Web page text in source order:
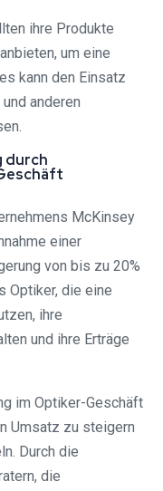
ihre Produkte
um eine
kann den Einsatz
anderen
durch
McKinsey
einer
von bis zu 20%
Optiker, die eine
ihre
und ihre Erträge
im Optiker-Geschäft
Umsatz zu steigern
Durch die
die